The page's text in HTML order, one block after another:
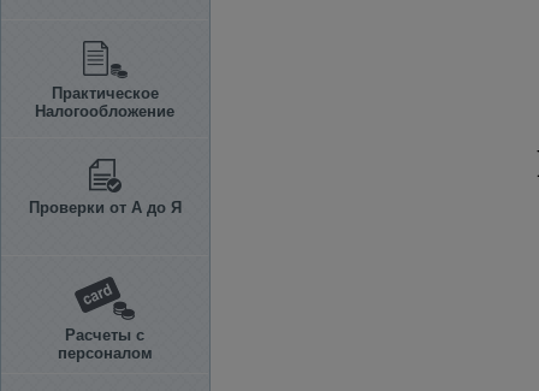
Практическое
Налогообложение
Проверки от А до Я
Расчеты с
персоналом